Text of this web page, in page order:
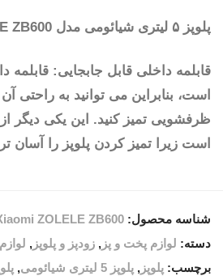
پلوپز ۵ لیتری شیائومی مدل Xiaomi ZOLELE ZB600
قابلمه داخلی قابل جابجایی: قابلمه
است، بنابراین می توانید به راحتی
ظرفشویی تمیز کنید. این یکی دیگر
است زیرا تمیز کردن پلوپز را آسان
شناسه محصول: ZOLELE ZB600
دسته: لوازم پخت و پز , زودپز و پلوپز ,
برچسب: پلوپز , پلوپز 5 لیتری شیائومی ,